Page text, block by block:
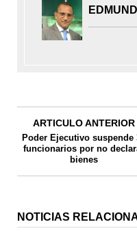
ARTICULO ANTERIOR
Poder Ejecutivo suspende
funcionarios por no
bienes
NOTICIAS